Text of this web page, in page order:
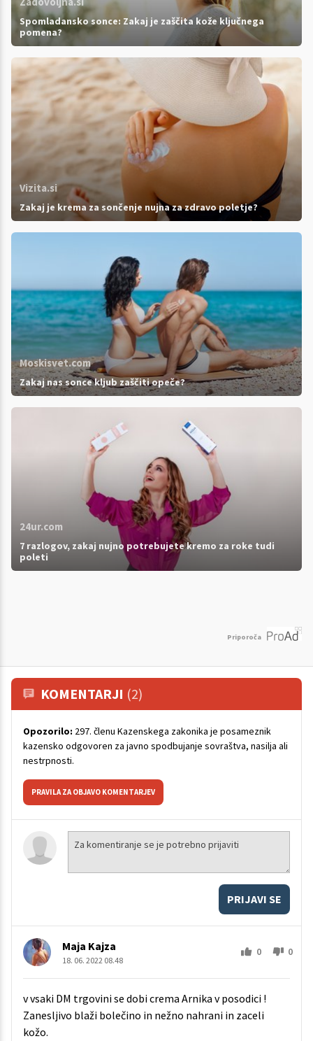
Spomladansko sonce: Zakaj je zaščita kože ključnega
pomena?
Vizita.si
Zakaj je krema za sončenje nujna za zdravo poletje?
Moskisvet.com
Zakaj nas sonce kljub zaščiti opeče?
24ur.com
7 razlogov, zakaj nujno potrebujete kremo za roke tudi
poleti
Priporoča
KOMENTARJI (2)
Opozorilo: 297. členu Kazenskega zakonika je posameznik
kazensko odgovoren za javno spodbujanje sovraštva, nasilja ali
nestrpnosti.
PRAVILA ZA OBJAVO KOMENTARJEV
PRIJAVI SE
Maja Kajza
18. 06. 2022 08.48
0 0
v vsaki DM trgovini se dobi crema Arnika v posodici !
Zanesljivo blaži bolečino in nežno nahrani in zaceli
kožo.